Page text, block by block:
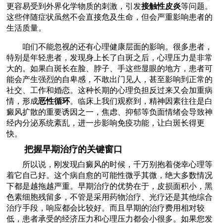
更容易受到外界化学物质的刺激，引发接触性皮炎等问题。
这些伴随症状虽然不会直接危及生命，但会严重影响患者的
生活质量。
咱们不能忽视的还有心理健康层面的影响。很多患者，
特别是年轻患者，发现身上长了白斑之后，心理压力是非常
大的。如果白斑长在脸、脖子、手这些显眼的地方，患者可
能会产生强烈的自卑感，不敢出门见人，甚至影响到正常的
社交、工作和婚恋。这种长期的心理负担反过来又会加重病
情，形成恶性循环。临床上我们观察到，精神因素往往是白
癜风扩散的重要诱因之一，焦虑、抑郁等负面情绪会导致神
经内分泌系统紊乱，进一步影响免疫功能，让白斑长得更
快。
把握早期治疗的关键窗口
所以说，刚发现白癜风的时候，千万别抱着侥幸心理等
着它自己好。这个病自愈的可能性微乎其微，绝大多数情况
下都是越拖越严重。早期治疗的优势在于，皮损面积小，黑
色素细胞残留多，不管是采用药物治疗、光疗还是其他综合
治疗手段，响应都会比较好。而且早期的治疗费用相对较
低，患者承受的经济压力和心理压力都会小很多。如果您发